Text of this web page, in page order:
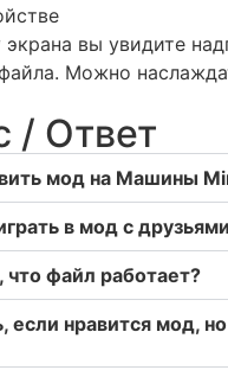
экрана вы увидите
Можно
/ Ответ
мод на Машины
в мод с
что файл работает?
если нравится мод,